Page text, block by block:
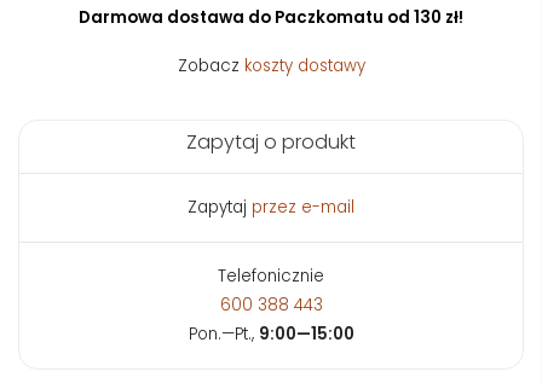
Darmowa dostawa do Paczkomatu od 130 zł!
Zobacz koszty dostawy
Zapytaj o produkt
Zapytaj przez e-mail
Telefonicznie
600 388 443
Pon.—Pt., 9:00—15:00